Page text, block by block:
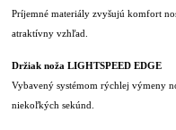
Príjemné materiály zvyšujú komfort
atraktívny vzhľad.
Držiak noža LIGHTSPEED EDGE
Vybavený systémom rýchlej výmeny
niekoľkých sekúnd.